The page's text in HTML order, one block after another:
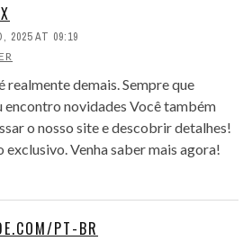
2025 AT 09:19
realmente demais. Sempre que
encontro novidades Você também
o nosso site e descobrir detalhes!
exclusivo. Venha saber mais agora!
PT-BR